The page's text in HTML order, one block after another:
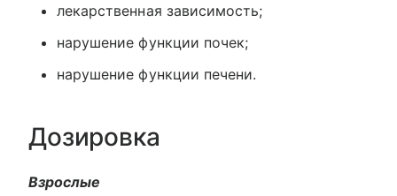
лекарственная зависимость;
нарушение функции почек;
нарушение функции печени.
Дозировка
Взрослые